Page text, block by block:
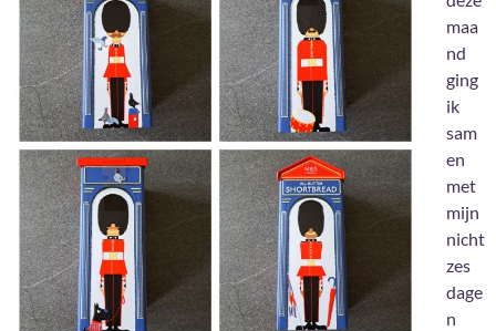
maa
nd
ging
ik
sam
en
met
mijn
nicht
zes
dage
n